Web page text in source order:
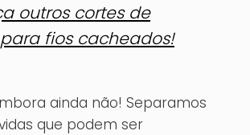
outros cortes de
fios cacheados!
ainda não! Separamos
que podem ser